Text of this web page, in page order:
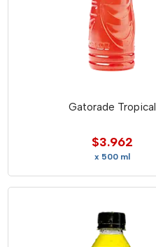
Gatorade Tropical
$3.962
x 500 ml